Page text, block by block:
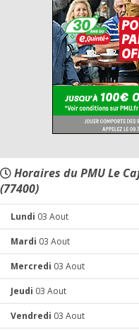
Horaires du PMU Le
(77400)
Lundi 03 Aout
Mardi 03 Aout
Mercredi 03 Aout
Jeudi 03 Aout
Vendredi 03 Aout